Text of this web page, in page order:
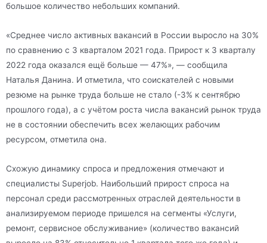
большое количество небольших компаний.
«Среднее число активных вакансий в России выросло на 30%
по сравнению с 3 кварталом 2021 года. Прирост к 3 кварталу
2022 года оказался ещё больше — 47%», — сообщила
Наталья Данина. И отметила, что соискателей с новыми
резюме на рынке труда больше не стало (-3% к сентябрю
прошлого года), а с учётом роста числа вакансий рынок труда
не в состоянии обеспечить всех желающих рабочим
ресурсом, отметила она.
Схожую динамику спроса и предложения отмечают и
специалисты Superjob. Наибольший прирост спроса на
персонал среди рассмотренных отраслей деятельности в
анализируемом периоде пришелся на сегменты «Услуги,
ремонт, сервисное обслуживание» (количество вакансий